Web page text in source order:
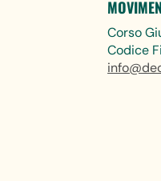
Corso
Codice